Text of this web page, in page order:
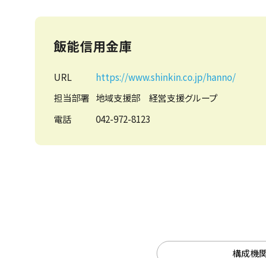
飯能信用金庫
URL
https://www.shinkin.co.jp/hanno/
担当部署 地域支援部 経営支援グループ
電話
042-972-8123
構成機